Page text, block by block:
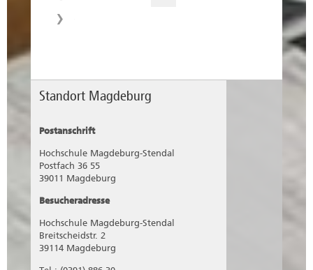
Standort Magdeburg
Postanschrift
Hochschule Magdeburg-Stendal
Postfach 36 55
39011 Magdeburg
Besucheradresse
Hochschule Magdeburg-Stendal
Breitscheidstr. 2
39114 Magdeburg